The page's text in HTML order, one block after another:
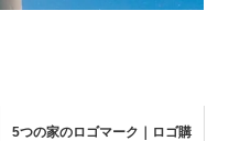
5つの家のロゴマーク｜ロゴ購